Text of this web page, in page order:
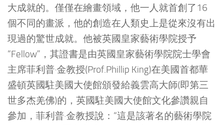
大成就的。僅僅在繪畫領域，他一人就首創了16
個不同的畫派，他的創造在人類史上是從來沒有出
現過的驚世成就。他被英國皇家藝術學院授予
“Fellow”，其證書是由英國皇家藝術學院院士學會
主席菲利普·金教授(Prof.Phillip King)在美國首都華
盛頓英國駐美國大使館頒發給義雲高大師(即第三
世多杰羌佛)的，英國駐美國大使館文化參讚親自
參加，菲利普·金教授說：“這是該著名的藝術學院